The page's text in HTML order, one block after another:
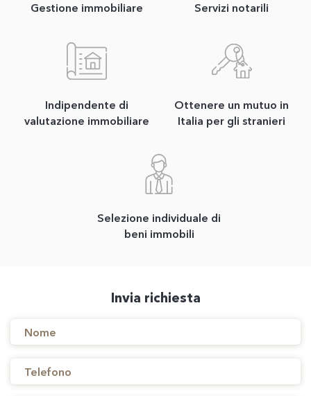
Gestione immobiliare Servizi notarili
Indipendente di
valutazione immobiliare
Ottenere un mutuo in
Italia per gli stranieri
Selezione individuale di
beni immobili
Invia richiesta